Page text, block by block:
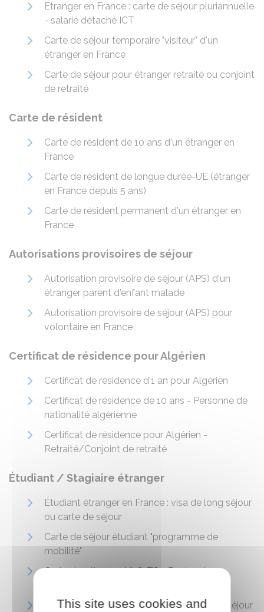
Étranger en France : carte de séjour pluriannuelle
- salarié détaché ICT
Carte de séjour temporaire "visiteur" d'un
étranger en France
Carte de séjour pour étranger retraité ou conjoint
de retraité
Carte de résident
Carte de résident de 10 ans d'un étranger en
France
Carte de résident de longue durée-UE (étranger
en France depuis 5 ans)
Carte de résident permanent d'un étranger en
France
Autorisations provisoires de séjour
Autorisation provisoire de séjour (APS) d'un
étranger parent d'enfant malade
Autorisation provisoire de séjour (APS) pour
volontaire en France
Certificat de résidence pour Algérien
Certificat de résidence d'1 an pour Algérien
Certificat de résidence de 10 ans - Personne de
nationalité algérienne
Certificat de résidence pour Algérien -
Retraité/Conjoint de retraité
Étudiant / Stagiaire étranger
Étudiant étranger en France : visa de long séjour
ou carte de séjour
Carte de séjour étudiant "programme de
mobilité"
Carte de séjour ou VLS-TS - Recherche
Stagiaire étranger en France : visa de long séjour
This site uses cookies and